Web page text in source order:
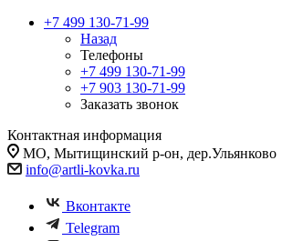
+7 499 130-71-99
Назад
Телефоны
+7 499 130-71-99
+7 903 130-71-99
Заказать звонок
Контактная информация
МО, Мытищинский р-он, дер.Ульянково
info@artli-kovka.ru
Вконтакте
Telegram